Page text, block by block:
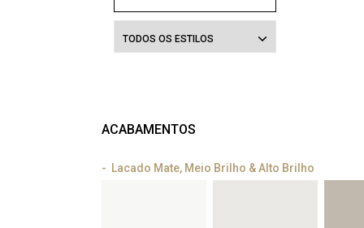
TODOS OS ESTILOS
ACABAMENTOS
Lacado Mate, Meio Brilho & Alto Brilho